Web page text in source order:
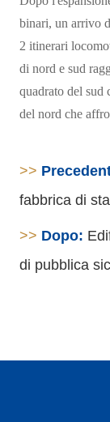
binari, un arrivo
2 itinerari
di nord e sud
quadrato del
del nord che
>>
fabbrica di
>> Dopo:
di pubblica